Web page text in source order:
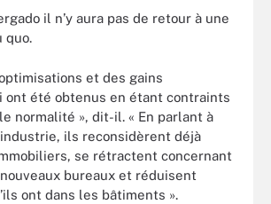
il n’y aura pas de retour à une
quo.
et des gains
ont été obtenus en étant contraints
normalité », dit-il. « En parlant à
ils reconsidèrent déjà
se rétractent concernant
bureaux et réduisent
ont dans les bâtiments ».